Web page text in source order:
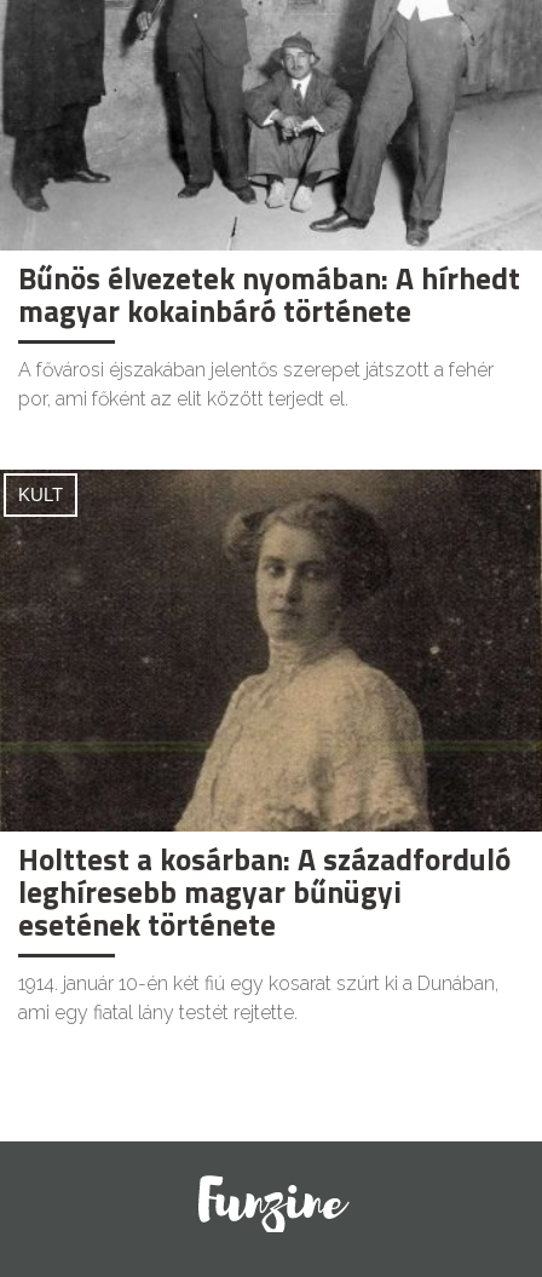
Bűnös élvezetek nyomában: A hírhedt
magyar kokainbáró története
A fővárosi éjszakában jelentős szerepet játszott a fehér
por, ami főként az elit között terjedt el.
KULT
Holttest a kosárban: A századforduló
leghíresebb magyar bűnügyi
esetének története
1914. január 10-én két fiú egy kosarat szúrt ki a Dunában,
ami egy fiatal lány testét rejtette.